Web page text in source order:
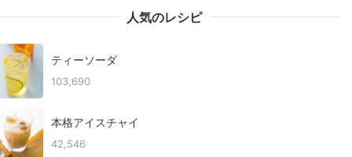
人気のレシピ
ティーソーダ
103,690
本格アイスチャイ
42,546